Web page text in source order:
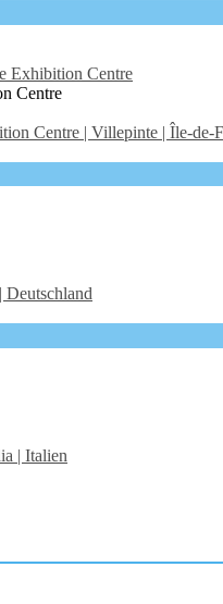
Exhibition Centre
Centre